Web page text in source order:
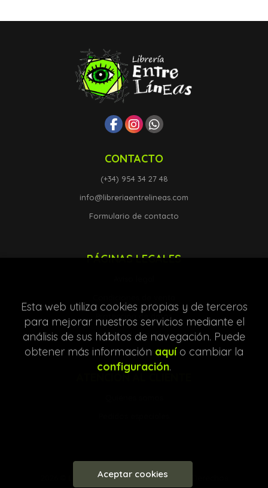
CONTACTO
(+34) 954 34 27 48
info@libreriaentrelineas.com
Formulario de contacto
PÁGINAS LEGALES
Protección de datos
Política de Cookies
ATENCIÓN AL CLIENTE
Librería Entre Líneas. Todos los Derechos
Esta web utiliza cookies propias y de terceros
para mejorar nuestros servicios mediante el
análisis de sus hábitos de navegación. Puede
obtener más información aquío cambiar la
configuración.
Aceptar cookies